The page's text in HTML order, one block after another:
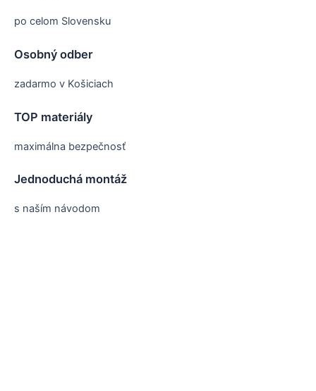
po celom Slovensku
Osobný odber
zadarmo v Košiciach
TOP materiály
maximálna bezpečnosť
Jednoduchá montáž
s naším návodom